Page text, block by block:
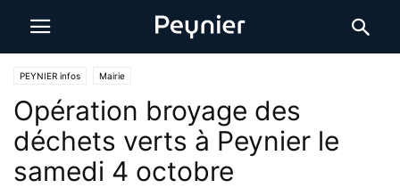
PEYNIER infos Mairie
Opération broyage des
déchets verts à Peynier le
samedi 4 octobre